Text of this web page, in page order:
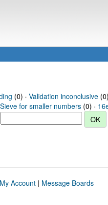
(0) · Validation inconclusive
for smaller numbers (0) ·
My Account| Message Boards